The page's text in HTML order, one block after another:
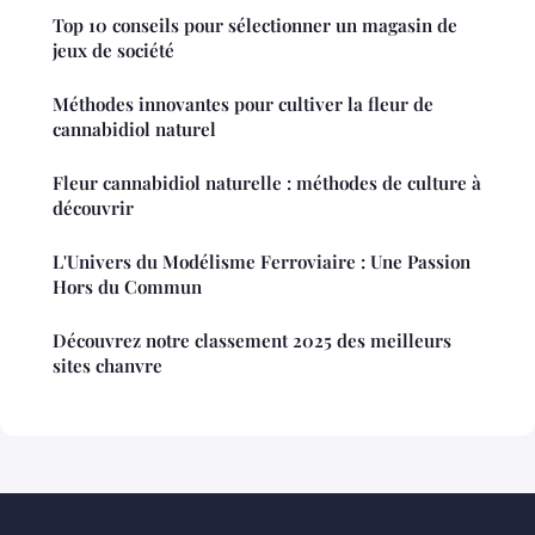
Top 10 conseils pour sélectionner un magasin de
jeux de société
Méthodes innovantes pour cultiver la fleur de
cannabidiol naturel
Fleur cannabidiol naturelle : méthodes de culture à
découvrir
L'Univers du Modélisme Ferroviaire : Une Passion
Hors du Commun
Découvrez notre classement 2025 des meilleurs
sites chanvre